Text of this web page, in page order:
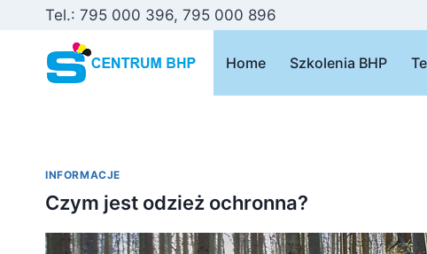
PrzejdźTel.: 795 000 396, 795 000 896
Home Szkolenia BHP
INFORMACJE
Czym jest odzież ochronna?